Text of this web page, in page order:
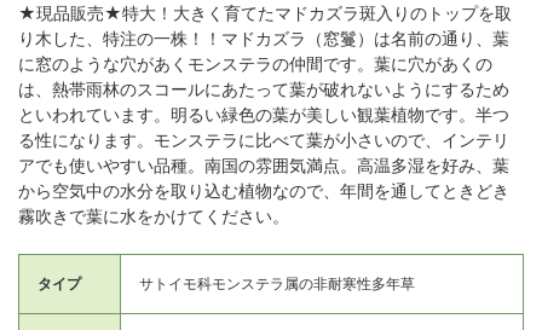
★現品販売★特大！大きく育てたマドカズラ斑入りのトップを取
り木した、特注の一株！！マドカズラ（窓鬘）は名前の通り、葉
に窓のような穴があくモンステラの仲間です。葉に穴があくの
は、熱帯雨林のスコールにあたって葉が破れないようにするため
といわれています。明るい緑色の葉が美しい観葉植物です。半つ
る性になります。モンステラに比べて葉が小さいので、インテリ
アでも使いやすい品種。南国の雰囲気満点。高温多湿を好み、葉
から空気中の水分を取り込む植物なので、年間を通してときどき
霧吹きで葉に水をかけてください。
タイプ サトイモ科モンステラ属の非耐寒性多年草